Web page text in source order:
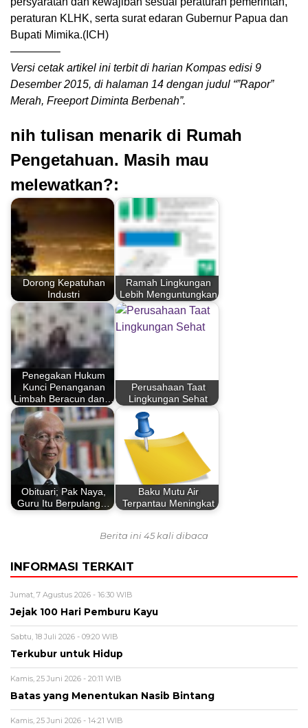
peraturan KLHK, serta surat edaran Gubernur Papua dan
Bupati Mimika.(ICH)
————–
Versi cetak artikel ini terbit di harian Kompas edisi 9
Desember 2015, di halaman 14 dengan judul “”Rapor”
Merah, Freeport Diminta Berbenah”.
nih tulisan menarik di Rumah
Pengetahuan. Masih mau
melewatkan?:
Dorong Kepatuhan
Industri
Ramah Lingkungan
Lebih Menguntungkan
Penegakan Hukum
Kunci Penanganan
Limbah Beracun dan…
Perusahaan Taat
Lingkungan Sehat
Obituari; Pak Naya,
Guru Itu Berpulang…
Baku Mutu Air
Terpantau Meningkat
Berita ini 45 kali dibaca
INFORMASI TERKAIT
Jumat, 7 Agustus 2026 - 16:30 WIB
Jejak 100 Hari Pemburu Kayu
Sabtu, 18 Juli 2026 - 09:20 WIB
Terkubur untuk Hidup
Kamis, 25 Juni 2026 - 20:11 WIB
Batas yang Menentukan Nasib Bintang
Kamis, 25 Juni 2026 - 14:21 WIB